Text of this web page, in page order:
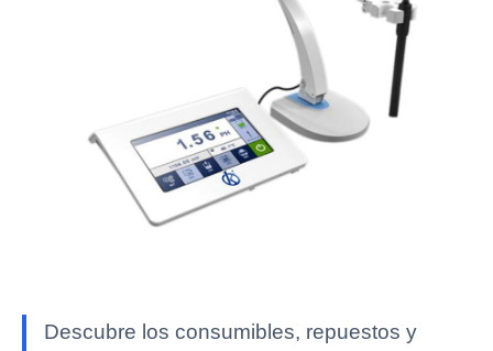
Descubre los consumibles, repuestos y